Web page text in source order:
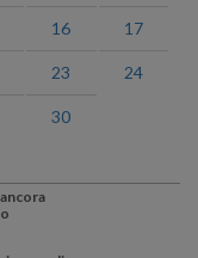
16 17
23 24
30